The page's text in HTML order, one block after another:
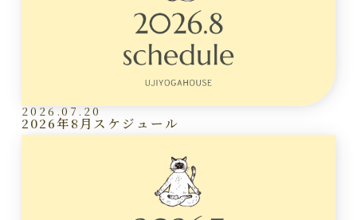
2026.07.20
2026年8月スケジュール